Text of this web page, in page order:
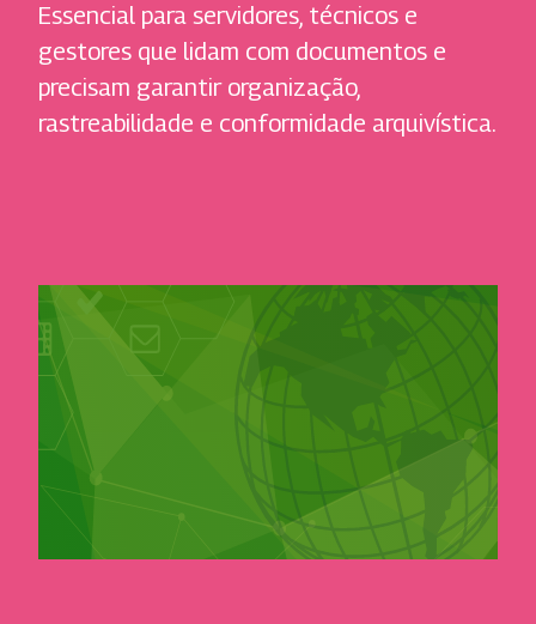
Essencial para servidores, técnicos e
gestores que lidam com documentos e
precisam garantir organização,
rastreabilidade e conformidade arquivística.